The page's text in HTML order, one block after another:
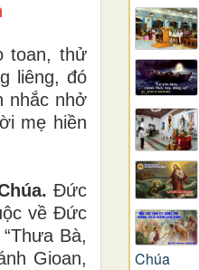
toan, thử
liêng, đó
nhắc nhở
mẹ hiền
Đức
về Đức
Bà,
Gioan,
Chúa